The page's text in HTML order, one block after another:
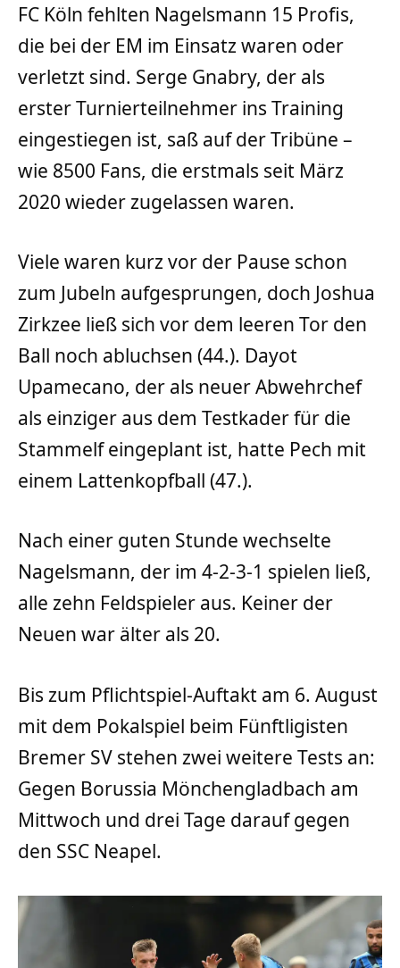
FC Köln fehlten Nagelsmann 15 Profis,
die bei der EM im Einsatz waren oder
verletzt sind. Serge Gnabry, der als
erster Turnierteilnehmer ins Training
eingestiegen ist, saß auf der Tribüne –
wie 8500 Fans, die erstmals seit März
2020 wieder zugelassen waren.
Viele waren kurz vor der Pause schon
zum Jubeln aufgesprungen, doch Joshua
Zirkzee ließ sich vor dem leeren Tor den
Ball noch abluchsen (44.). Dayot
Upamecano, der als neuer Abwehrchef
als einziger aus dem Testkader für die
Stammelf eingeplant ist, hatte Pech mit
einem Lattenkopfball (47.).
Nach einer guten Stunde wechselte
Nagelsmann, der im 4-2-3-1 spielen ließ,
alle zehn Feldspieler aus. Keiner der
Neuen war älter als 20.
Bis zum Pflichtspiel-Auftakt am 6. August
mit dem Pokalspiel beim Fünftligisten
Bremer SV stehen zwei weitere Tests an:
Gegen Borussia Mönchengladbach am
Mittwoch und drei Tage darauf gegen
den SSC Neapel.